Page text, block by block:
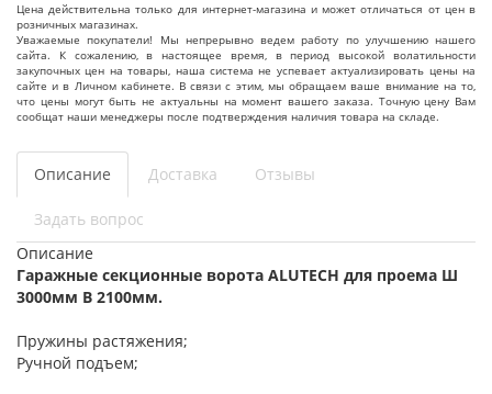
Цена действительна только для интернет-магазина и может отличаться от цен в
розничных магазинах.
Уважаемые покупатели! Мы непрерывно ведем работу по улучшению нашего
сайта. К сожалению, в настоящее время, в период высокой волатильности
закупочных цен на товары, наша система не успевает актуализировать цены на
сайте и в Личном кабинете. В связи с этим, мы обращаем ваше внимание на то,
что цены могут быть не актуальны на момент вашего заказа. Точную цену Вам
сообщат наши менеджеры после подтверждения наличия товара на складе.
Описание Доставка Отзывы
Задать вопрос
Описание
Гаражные секционные ворота ALUTECH для проема Ш
3000мм В 2100мм.
Пружины растяжения;
Ручной подъем;